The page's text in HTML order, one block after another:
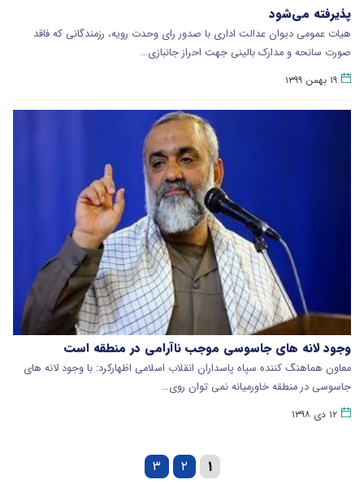
پذیرفته می‌شود
هیات عمومی دیوان عدالت اداری با صدور رای وحدت رویه، رزمندگانی که فاقد
صورت سانحه و مدارک بالینی جهت احراز جانبازی…
۱۹ بهمن ۱۳۹۹
وجود لانه های جاسوسی موجب ناآرامی در منطقه است
معاون هماهنگ ‌کننده سپاه پاسداران انقلاب اسلامی اظهارکرد: با وجود لانه های
جاسوسی در منطقه خاورمیانه نمی توان روی…
۱۲ دی ۱۳۹۸
۱ ۲ ۳